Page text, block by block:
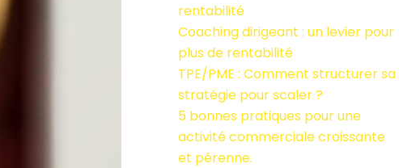
rentabilité
Coaching dirigeant : un levier pour
plus de rentabilité
TPE/PME : Comment structurer sa
stratégie pour scaler ?
5 bonnes pratiques pour une
activité commerciale croissante
et pérenne.